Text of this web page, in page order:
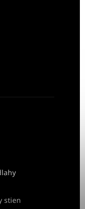
stien